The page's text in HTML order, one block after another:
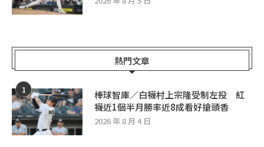
熱門文章
1
棒球智庫／白襪村上宗隆受制左投 紅
襪近1個半月勝率近8成看好搶頭香
2026 年 8 月 4 日